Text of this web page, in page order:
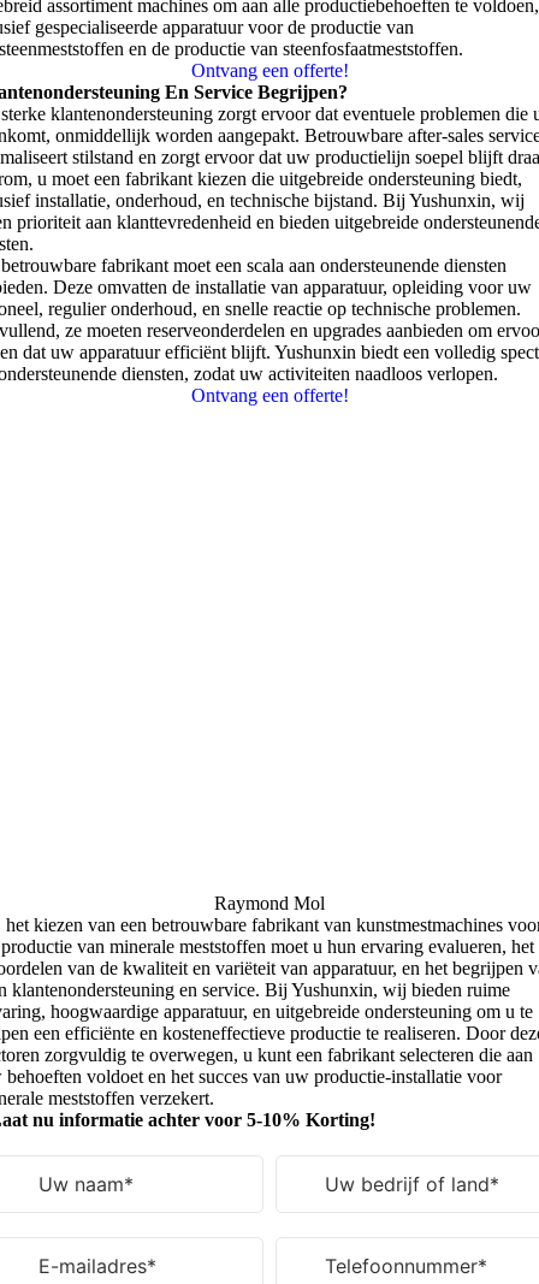
assortiment machines om aan alle productiebehoeften te voldoen,
gespecialiseerde apparatuur voor de productie van
en de productie van steenfosfaatmeststoffen.
Ontvang een offerte!
En Service Begrijpen?
klantenondersteuning zorgt ervoor dat eventuele problemen die
onmiddellijk worden aangepakt. Betrouwbare after-sales
stilstand en zorgt ervoor dat uw productielijn soepel blijft
u moet een fabrikant kiezen die uitgebreide ondersteuning biedt,
installatie, onderhoud, en technische bijstand. Bij Yushunxin, wij
prioriteit aan klanttevredenheid en bieden uitgebreide
fabrikant moet een scala aan ondersteunende diensten
Deze omvatten de installatie van apparatuur, opleiding voor uw
regulier onderhoud, en snelle reactie op technische problemen.
ze moeten reserveonderdelen en upgrades aanbieden om
dat uw apparatuur efficiënt blijft. Yushunxin biedt een volledig
diensten, zodat uw activiteiten naadloos verlopen.
Ontvang een offerte!
Raymond Mol
kiezen van een betrouwbare fabrikant van kunstmestmachines
van minerale meststoffen moet u hun ervaring evalueren, het
van de kwaliteit en variëteit van apparatuur, en het begrijpen
klantenondersteuning en service. Bij Yushunxin, wij bieden ruime
hoogwaardige apparatuur, en uitgebreide ondersteuning om u te
een efficiënte en kosteneffectieve productie te realiseren. Door
zorgvuldig te overwegen, u kunt een fabrikant selecteren die aan
behoeften voldoet en het succes van uw productie-installatie voor
meststoffen verzekert.
nu informatie achter voor 5-10% Korting!